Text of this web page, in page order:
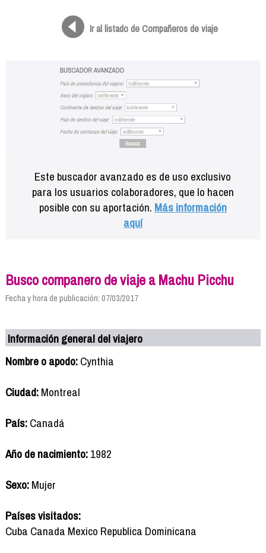
Ir al listado de Compañeros de viaje
Este buscador avanzado es de uso exclusivo
para los usuarios colaboradores, que lo hacen
posible con su aportación. Más información
aquí
Busco companero de viaje a Machu Picchu
Fecha y hora de publicación: 07/03/2017
Información general del viajero
Nombre o apodo:Cynthia
Ciudad:Montreal
País:Canadá
Año de nacimiento:1982
Sexo:Mujer
Países visitados:
Cuba Canada Mexico Republica Dominicana